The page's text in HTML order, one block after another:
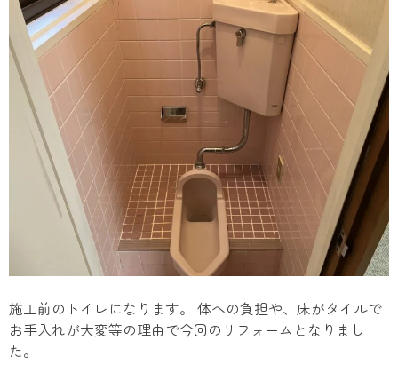
施工前のトイレになります。 体への負担や、床がタイルで
お手入れが大変等の理由で今回のリフォームとなりまし
た。